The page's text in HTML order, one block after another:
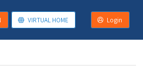
VIRTUAL HOME Login